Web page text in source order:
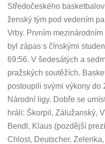
Středočeského
ženský tým pod vedením
Vrby. Prvním
byl zápas s čínskými
69:56. V šedesátých a
pražských soutěžích.
postoupili svými výkony do
Národní ligy. Dobře se
hráli: Škorpil, Zálužanský,
Bendl, Klaus (pozdější
Chlost, Deutscher,